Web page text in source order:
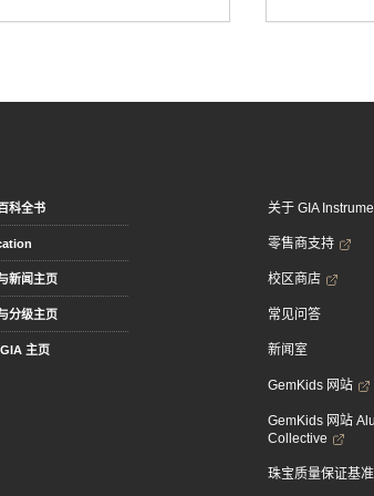
科全书
新闻主页
分级主页
主页
关于 GIA
零售商支持
校区商店
常见问答
新闻室
GemKids 网站
GemKids 网站
Collective
珠宝质量保证基